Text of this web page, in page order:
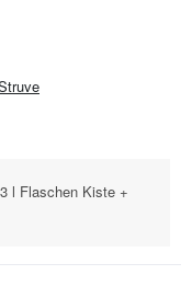
l Flaschen Kiste +